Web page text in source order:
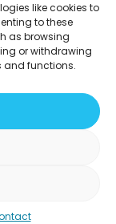
like cookies to
to these
as browsing
or withdrawing
and functions.
for institutional
real estate.